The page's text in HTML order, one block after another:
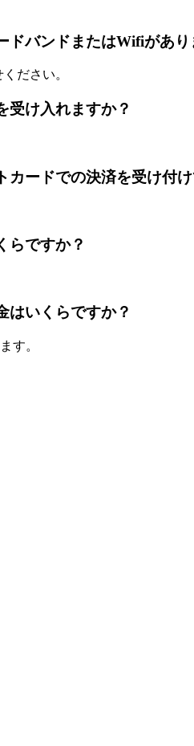
ドバンドまたはWifiがあり
ださい。
受け入れますか？
ードでの決済を受け付
らですか？
はいくらですか？
す。